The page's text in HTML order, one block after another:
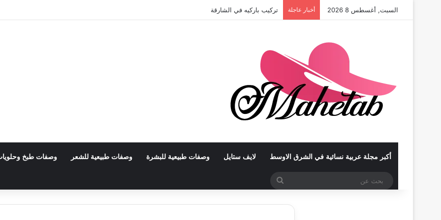
السبت, أغسطس 8 2026 أخبار عاجلة تركيب باركيه في الشارقة
أكبر مجلة عربية نسائية في الشرق الاوسط لايف ستايل وصفات طبيعية للبشرة وصفات طبيعية للشعر وصفات طبخ
بحث